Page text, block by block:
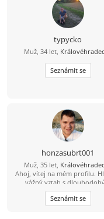
typycko
Muž, 34 let,
Seznámit se
honzasubrt001
Muž, 35 let,
Ahoj, vítej na mém profilu.
vážný vztah s
potenciálem. Jsem člověk
proberu s tebou vše, co
Pokud hledáš někoho,o
Seznámit se